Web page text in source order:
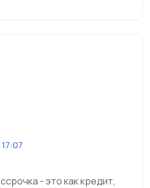
- это как кредит,